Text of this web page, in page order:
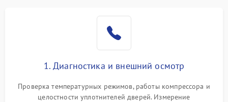
работе
2000 ₽ Подробнее →
1. Диагностика и внешний осмотр
Проверка температурных режимов, работы компрессора и
целостности уплотнителей дверей. Измерение